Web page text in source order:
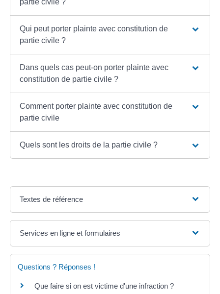
Qui peut porter plainte avec constitution de
partie civile ?
Dans quels cas peut-on porter plainte avec
constitution de partie civile ?
Comment porter plainte avec constitution de
partie civile
Quels sont les droits de la partie civile ?
Textes de référence
Services en ligne et formulaires
Questions ? Réponses !
Que faire si on est victime d'une infraction ?